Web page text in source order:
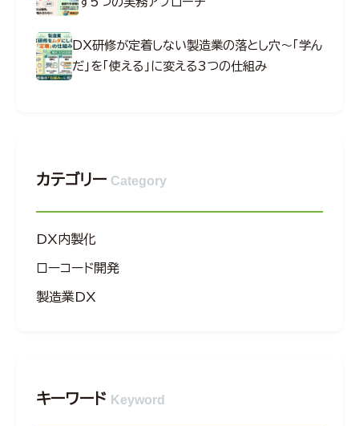
DX研修が定着しない製造業の落とし穴～「学ん
だ」を「使える」に変える3つの仕組み
カテゴリー Category
DX内製化
ローコード開発
製造業DX
キーワード Keyword